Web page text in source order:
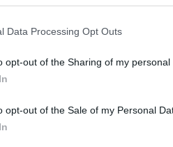
Data Processing Opt Outs
opt-out of the Sharing of my personal
opt-out of the Sale of my Personal
por los incendios
cómo ha cambiado su discurso sobre
de los honorarios de la inmobiliaria a
del ático de lujo solo ha comprado dos